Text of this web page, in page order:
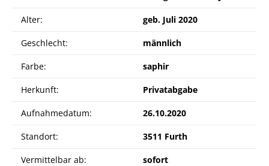
Alter: geb. Juli 2020
Geschlecht: männlich
Farbe: saphir
Herkunft: Privatabgabe
Aufnahmedatum: 26.10.2020
Standort: 3511 Furth
Vermittelbar ab: sofort